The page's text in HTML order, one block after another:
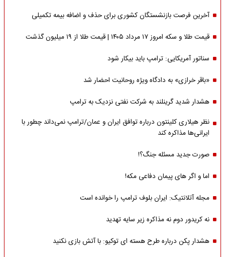
آخرین فرصت بازنشستگان کشوری برای حذف و اضافه بیمه تکمیلی
قیمت طلا و سکه امروز ۱۷ مرداد ۱۴۰۵ | قیمت طلا از ۱۹ میلیون گذشت
سناتور آمریکایی: ترامپ باید بیکار شود
«باقر خرازی» به دادگاه ویژه روحانیت احضار شد
هشدار شدید گرینلند به شرکت نفتی نزدیک به ترامپ
نظر هیلاری کلینتون درباره توافق ایران و عمان/ترامپ نمی‌داند چطور با
ایرانی‌ها مذاکره کند
صورت جدید مسئله جنگ؟!
اما و اگر های پیمان دفاعی مکه!
مجله آتلانتیک: ایران بلوف ترامپ را خوانده است
نه کریدور دوم نه مذاکره زیر سایه تهدید
هشدار پکن درباره طرح هسته ای توکیو: با آتش بازی نکنید